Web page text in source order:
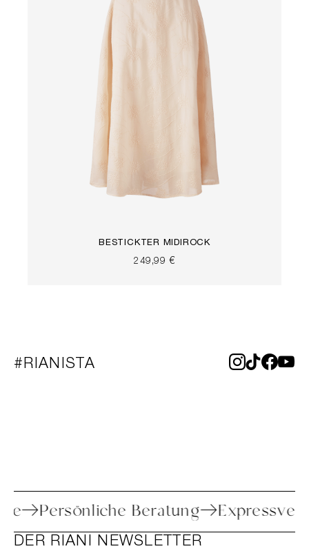
BESTICKTER MIDIROCK
249,99 €
#RIANISTA
Persönliche Beratung
DER RIANI NEWSLETTER